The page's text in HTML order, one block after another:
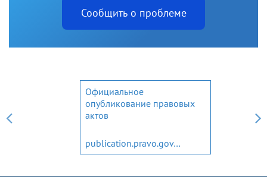
Сообщить о проблеме
Официальное
опубликование правовых
актов
publication.pravo.gov.ru